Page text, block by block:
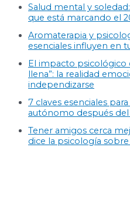
Salud mental y
que está marcando el
Aromaterapia y
esenciales influyen en
El impacto psicológico
llena”: la realidad
independizarse
7 claves esenciales
autónomo después
Tener amigos cerca
dice la psicología